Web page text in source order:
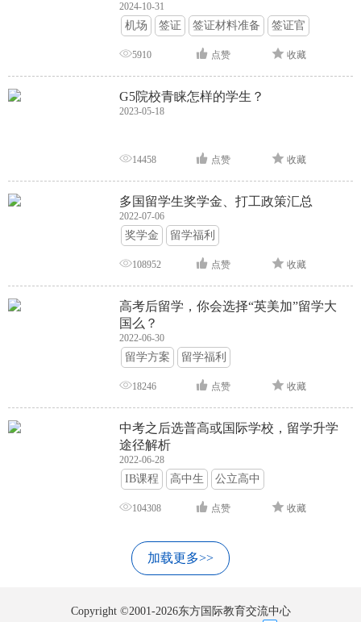
2024-10-31
机场 签证 签证材料准备 签证官
签证面试 签证申请攻略
5910 点赞 收藏
G5院校青睐怎样的学生？
2023-05-18
14458 点赞 收藏
多国留学生奖学金、打工政策汇总
2022-07-06
奖学金 留学福利
108952 点赞 收藏
高考后留学，你会选择“英美加”留学大
国么？
2022-06-30
留学方案 留学福利
18246 点赞 收藏
中考之后选普高或国际学校，留学升学
途径解析
2022-06-28
IB课程 高中生 公立高中
104308 点赞 收藏
加载更多>>
Copyright ©2001-2026东方国际教育交流中心